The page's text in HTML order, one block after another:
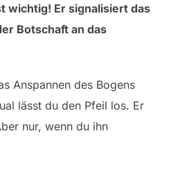
wichtig! Er signalisiert das
Botschaft an das
Anspannen des Bogens
lässt du den Pfeil los. Er
nur, wenn du ihn